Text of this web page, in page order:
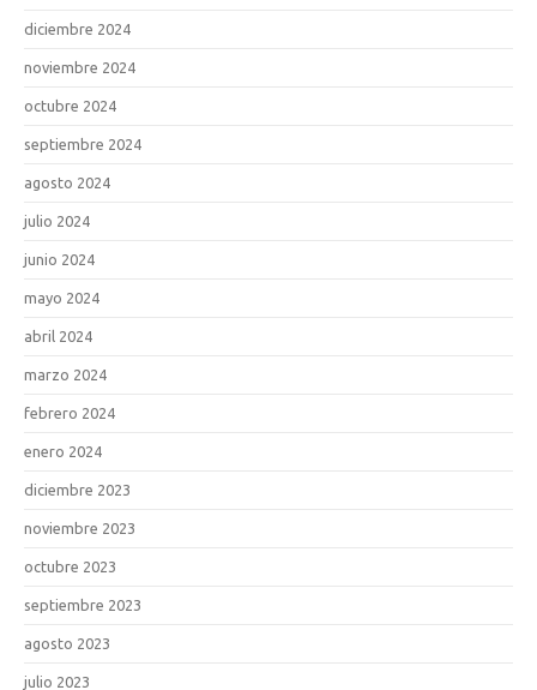
diciembre 2024
noviembre 2024
octubre 2024
septiembre 2024
agosto 2024
julio 2024
junio 2024
mayo 2024
abril 2024
marzo 2024
febrero 2024
enero 2024
diciembre 2023
noviembre 2023
octubre 2023
septiembre 2023
agosto 2023
julio 2023